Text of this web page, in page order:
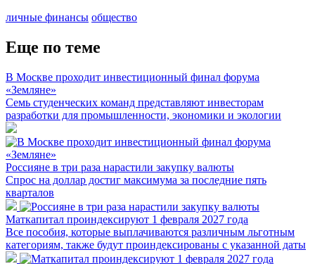
личные финансы общество
Еще по теме
В Москве проходит инвестиционный финал форума
«Земляне»
Семь студенческих команд представляют инвесторам
разработки для промышленности, экономики и экологии
Россияне в три раза нарастили закупку валюты
Спрос на доллар достиг максимума за последние пять
кварталов
Маткапитал проиндексируют 1 февраля 2027 года
Все пособия, которые выплачиваются различным льготным
категориям, также будут проиндексированы с указанной даты